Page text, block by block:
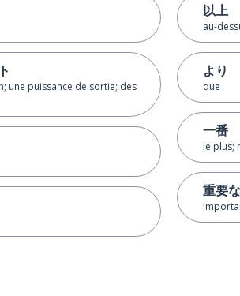
une puissance de sortie; des
以上
au-
より
que
一番
le plus;
重要な